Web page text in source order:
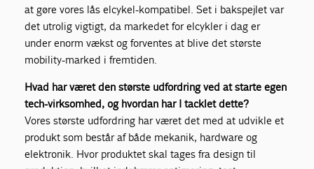
at gøre vores lås elcykel-kompatibel. Set i bakspejlet var
det utrolig vigtigt, da markedet for elcykler i dag er
under enorm vækst og forventes at blive det største
mobility-marked i fremtiden.
Hvad har været den største udfordring ved at starte egen
tech-virksomhed, og hvordan har I tacklet dette?
Vores største udfordring har været det med at udvikle et
produkt som består af både mekanik, hardware og
elektronik. Hvor produktet skal tages fra design til